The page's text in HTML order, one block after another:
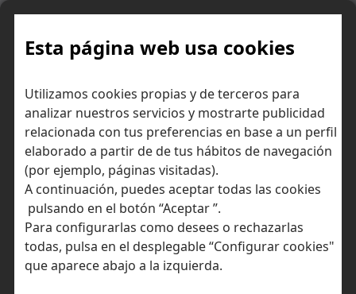
Esta página web usa cookies
Utilizamos cookies propias y de terceros para
analizar nuestros servicios y mostrarte publicidad
relacionada con tus preferencias en base a un perfil
elaborado a partir de de tus hábitos de navegación
(por ejemplo, páginas visitadas).
A continuación, puedes aceptar todas las cookies
pulsando en el botón “Aceptar ”.
Para configurarlas como desees o rechazarlas
todas, pulsa en el desplegable “Configurar cookies"
que aparece abajo a la izquierda.
Skip
Ir a Self Bank »
El Blog de Self
Bank